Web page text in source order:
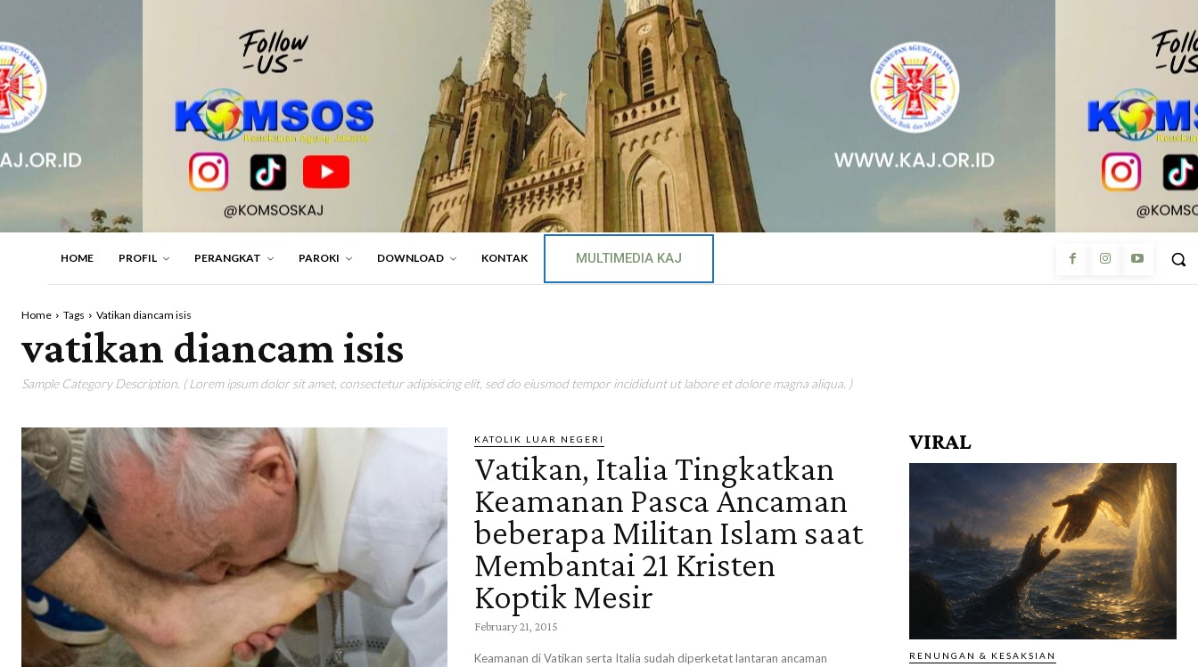
HOME PROFIL PERANGKAT PAROKI DOWNLOAD KONTAK MULTIMEDIA KAJ
Home Tags Vatikan diancam isis
vatikan diancam isis
Sample Category Description. ( Lorem ipsum dolor sit amet, consectetur adipisicing elit, sed do eiusmod tempor incididunt ut labore et dolore magna aliqua. )
KATOLIK LUAR NEGERI
Vatikan, Italia Tingkatkan
Keamanan Pasca Ancaman
beberapa Militan Islam saat
Membantai 21 Kristen
Koptik Mesir
February 21, 2015
Keamanan di Vatikan serta Italia sudah diperketat lantaran ancaman
VIRAL
RENUNGAN & KESAKSIAN